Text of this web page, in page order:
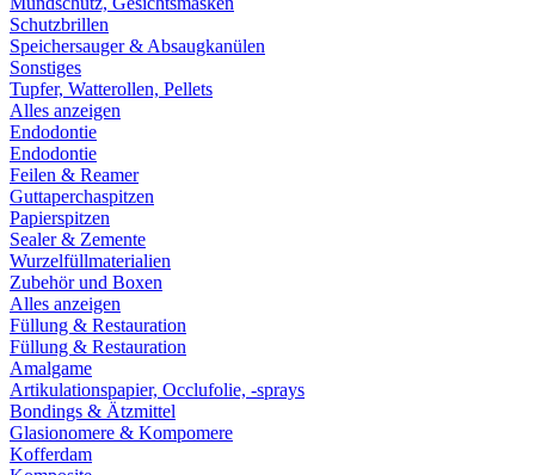
Schutzbrillen
Speichersauger & Absaugkanülen
Sonstiges
Tupfer, Watterollen, Pellets
Alles anzeigen
Endodontie
Endodontie
Feilen & Reamer
Guttaperchaspitzen
Papierspitzen
Sealer & Zemente
Wurzelfüllmaterialien
Zubehör und Boxen
Alles anzeigen
Füllung & Restauration
Füllung & Restauration
Amalgame
Artikulationspapier, Occlufolie, -sprays
Bondings & Ätzmittel
Glasionomere & Kompomere
Kofferdam